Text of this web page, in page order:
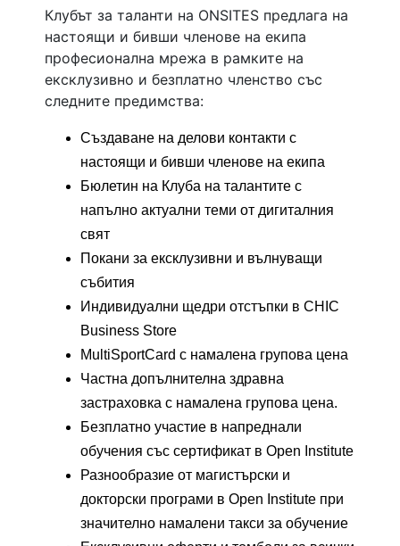
Клубът за таланти на ONSITES предлага на
настоящи и бивши членове на екипа
професионална мрежа в рамките на
ексклузивно и безплатно членство със
следните предимства:
Създаване на делови контакти с
настоящи и бивши членове на екипа
Бюлетин на Клуба на талантите с
напълно актуални теми от дигиталния
свят
Покани за ексклузивни и вълнуващи
събития
Индивидуални щедри отстъпки в CHIC
Business Store
MultiSportCard с намалена групова цена
Частна допълнителна здравна
застраховка с намалена групова цена.
Безплатно участие в напреднали
обучения със сертификат в Open Institute
Разнообразие от магистърски и
докторски програми в Open Institute при
значително намалени такси за обучение